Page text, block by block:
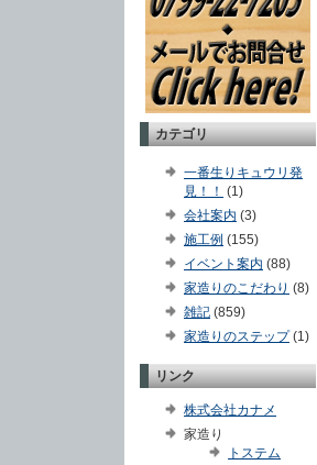
カテゴリ
一番生りキュウリ発
見！！ (1)
会社案内 (3)
施工例 (155)
イベント案内 (88)
家造りのこだわり (8)
雑記 (859)
家造りのステップ(1)
リンク
株式会社カナメ
家造り
トステム